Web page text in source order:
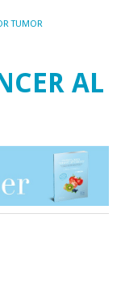
TUMOR
AL